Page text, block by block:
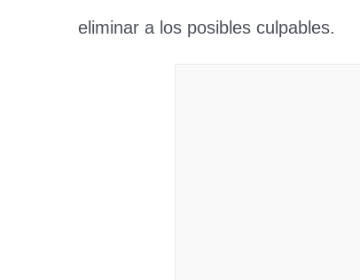
eliminar a los posibles culpables.